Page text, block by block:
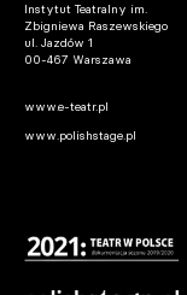
Instytut Teatralny im.
Zbigniewa Raszewskiego
ul. Jazdów 1
00-467 Warszawa
www.e-teatr.pl
www.polishstage.pl